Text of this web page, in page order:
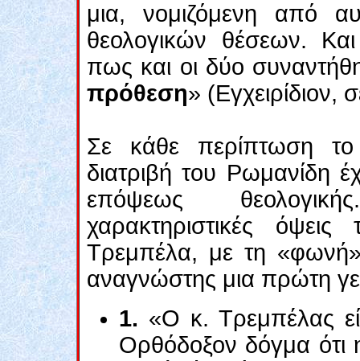
μια, νομιζόμενη από
θεολογικών θέσεων.
πως και οι δύο
πρόθεση»
Σε κάθε περίπτωση
διατριβή του Ρωμανίδη
επόψεως
χαρακτηριστικές
Τρεμπέλα, με τη
αναγνώστης μια πρώτη
1. «Ο κ. Τρεμπέλας
Ορθόδοξον δόγμα ότι